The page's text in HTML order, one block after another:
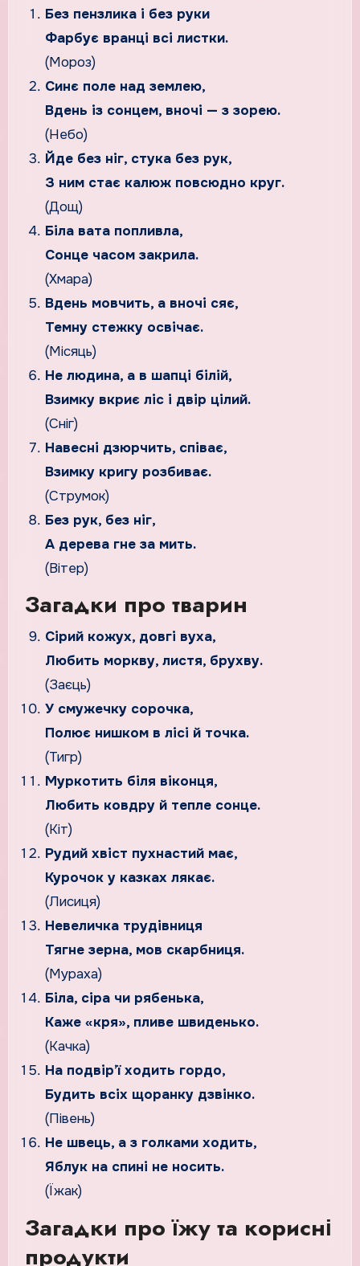
Без пензлика і без руки
Фарбує вранці всі листки.
(Мороз)
Синє поле над землею,
Вдень із сонцем, вночі — з зорею.
(Небо)
Йде без ніг, стука без рук,
З ним стає калюж повсюдно круг.
(Дощ)
Біла вата попливла,
Сонце часом закрила.
(Хмара)
Вдень мовчить, а вночі сяє,
Темну стежку освічає.
(Місяць)
Не людина, а в шапці білій,
Взимку вкриє ліс і двір цілий.
(Сніг)
Навесні дзюрчить, співає,
Взимку кригу розбиває.
(Струмок)
Без рук, без ніг,
А дерева гне за мить.
(Вітер)
Загадки про тварин
Сірий кожух, довгі вуха,
Любить моркву, листя, брухву.
(Заєць)
У смужечку сорочка,
Полює нишком в лісі й точка.
(Тигр)
Муркотить біля віконця,
Любить ковдру й тепле сонце.
(Кіт)
Рудий хвіст пухнастий має,
Курочок у казках лякає.
(Лисиця)
Невеличка трудівниця
Тягне зерна, мов скарбниця.
(Мураха)
Біла, сіра чи рябенька,
Каже «кря», пливе швиденько.
(Качка)
На подвір’ї ходить гордо,
Будить всіх щоранку дзвінко.
(Півень)
Не швець, а з голками ходить,
Яблук на спині не носить.
(Їжак)
Загадки про їжу та корисні
продукти